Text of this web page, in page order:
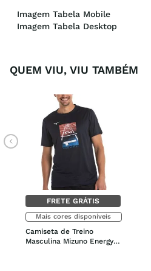
Imagem Tabela Mobile
Imagem Tabela Desktop
QUEM VIU, VIU TAMBÉM
FRETE GRÁTIS
Mais cores disponíveis
Camiseta de Treino
Masculina Mizuno Energy